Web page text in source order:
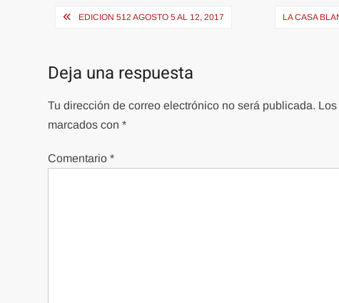
Navegación
entradas
EDICION 512 AGOSTO 5 AL 12, 2017 LA CASA
Deja una respuesta
Tu dirección de correo electrónico no será publicada.
marcados con*
Comentario*